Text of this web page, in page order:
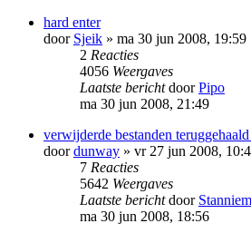
hard enter
door Sjeik » ma 30 jun 2008, 19:59
2 Reacties
4056 Weergaves
Laatste berichtdoorPipo
ma 30 jun 2008, 21:49
verwijderde bestanden
doordunway » vr 27 jun 2008,
7 Reacties
5642 Weergaves
Laatste berichtdoor
ma 30 jun 2008, 18:56